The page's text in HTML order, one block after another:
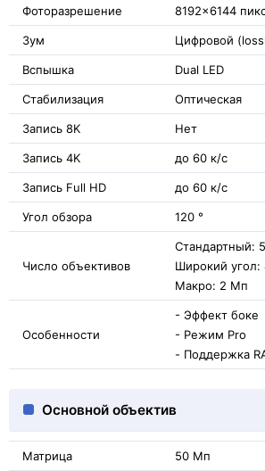
Фоторазрешение 8192x6144
Зум Цифровой
Вспышка Dual LED
Стабилизация Оптическая
Запись 8K Нет
Запись 4K до 60 к/с
Запись Full HD до 60 к/с
Угол обзора 120 °
Число объективов
Стандартный:
Широкий
Макро: 2 Мп
Особенности
- Эффект боке
- Режим Pro
- Поддержка
Основной объектив
Матрица 50 Мп